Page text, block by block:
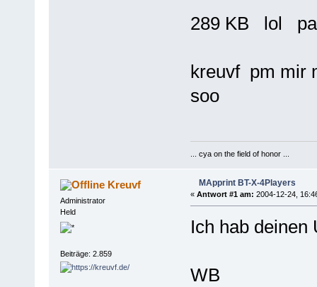
289 KB lol
kreuvf pm mir
soo
... cya on the field of honor ...
Kreuvf
Administrator
Held
Beiträge: 2.859
MApprint BT-X-4Players
« Antwort #1 am: 2004-12-24,
Ich hab deinen
WB